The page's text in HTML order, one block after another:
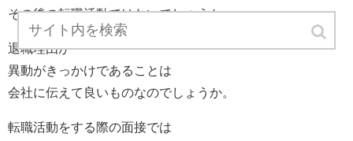
その後の転職活動ではないでしょうか。
退職理由が
異動がきっかけであることは
会社に伝えて良いものなのでしょうか。
転職活動をする際の面接では